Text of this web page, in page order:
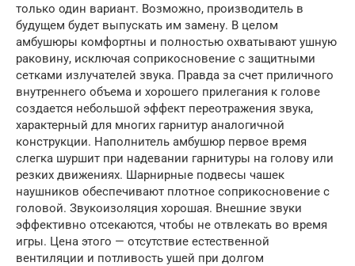
только один вариант. Возможно, производитель в
будущем будет выпускать им замену. В целом
амбушюры комфортны и полностью охватывают ушную
раковину, исключая соприкосновение с защитными
сетками излучателей звука. Правда за счет приличного
внутреннего объема и хорошего прилегания к голове
создается небольшой эффект переотражения звука,
характерный для многих гарнитур аналогичной
конструкции. Наполнитель амбушюр первое время
слегка шуршит при надевании гарнитуры на голову или
резких движениях. Шарнирные подвесы чашек
наушников обеспечивают плотное соприкосновение с
головой. Звукоизоляция хорошая. Внешние звуки
эффективно отсекаются, чтобы не отвлекать во время
игры. Цена этого — отсутствие естественной
вентиляции и потливость ушей при долгом